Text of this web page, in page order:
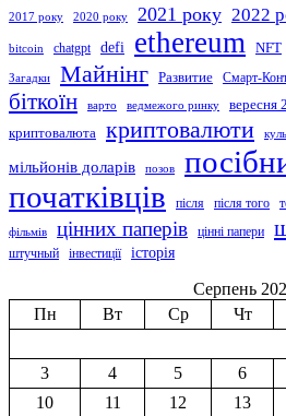
2017 року 2020 року 2021 року 2022
bitcoin chatgpt defi ethereum NFT
Загадки Майнінг Развитие Смарт-
біткоїн варто ведмежого ринку вересня
криптовалюта криптовалюти
мільйонів доларів позов
початківців після після того
фільмів цінних паперів цінні папери
штучный інвестиції історія
Серпень
Пн
Вт Ср Чт
3
4 5 6
10
11 12 13